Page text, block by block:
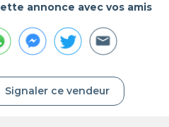
annonce avec vos amis
Signaler ce vendeur